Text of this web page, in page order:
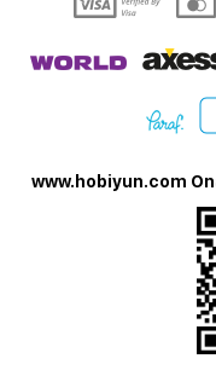
www.hobiyun.com